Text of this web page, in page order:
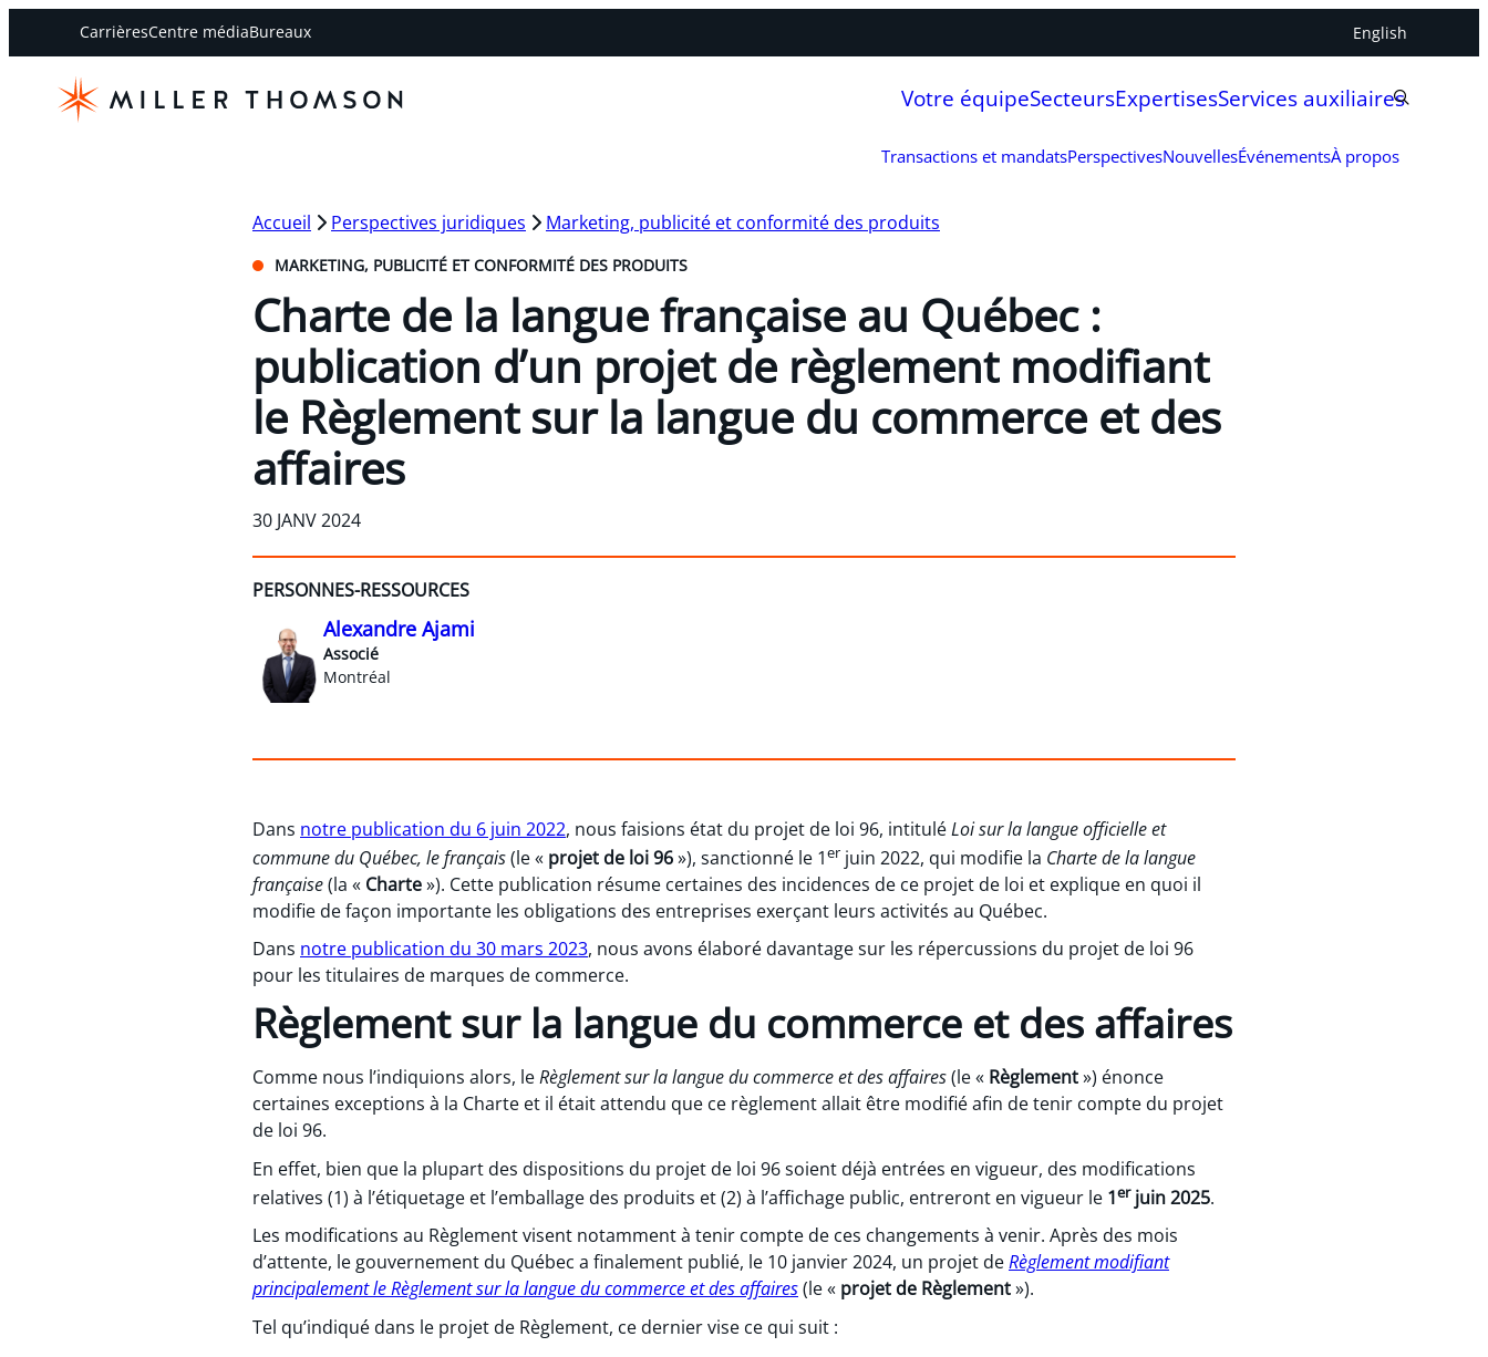
CarrièresCentre médiaBureaux English
Votre équipeSecteursExpertisesServices auxiliaires
Transactions et mandatsPerspectivesNouvellesÉvénementsÀ propos
Accueil Perspectives juridiques Marketing, publicité et conformité des produits
MARKETING, PUBLICITÉ ET CONFORMITÉ DES PRODUITS
Charte de la langue française au Québec :
publication d’un projet de règlement modifiant
le Règlement sur la langue du commerce et des
affaires
30 JANV 2024
PERSONNES-RESSOURCES
Alexandre Ajami
Associé
Montréal
Dans notre publication du 6 juin 2022, nous faisions état du projet de loi 96, intituléLoi sur la langue officielle et
commune du Québec, le français(le « projet de loi 96»), sanctionné le 1er juin 2022, qui modifie la Charte de la langue
française(la « Charte»). Cette publication résume certaines des incidences de ce projet de loi et explique en quoi il
modifie de façon importante les obligations des entreprises exerçant leurs activités au Québec.
Dans notre publication du 30 mars 2023, nous avons élaboré davantage sur les répercussions du projet de loi 96
pour les titulaires de marques de commerce.
Règlement sur la langue du commerce et des affaires
Comme nous l’indiquions alors, leRèglement sur la langue du commerce et des affaires(le « Règlement») énonce
certaines exceptions à la Charte et il était attendu que ce règlement allait être modifié afin de tenir compte du projet
de loi 96.
En effet, bien que la plupart des dispositions du projet de loi 96 soient déjà entrées en vigueur, des modifications
relatives (1) à l’étiquetage et l’emballage des produits et (2) à l’affichage public, entreront en vigueur le 1erjuin 2025.
Les modifications au Règlement visent notamment à tenir compte de ces changements à venir. Après des mois
d’attente, le gouvernement du Québec a finalement publié, le 10 janvier 2024, un projet deRèglement modifiant
principalement le Règlement sur la langue du commerce et des affaires(le « projet de Règlement»).
Tel qu’indiqué dans le projet de Règlement, ce dernier vise ce qui suit :